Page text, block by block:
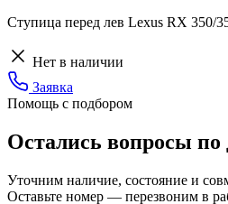
Ступица перед лев Lexus RX 350/
Нет в наличии
Заявка
Помощь с подбором
Остались вопросы по
Уточним наличие, состояние и
Оставьте номер — перезвоним в